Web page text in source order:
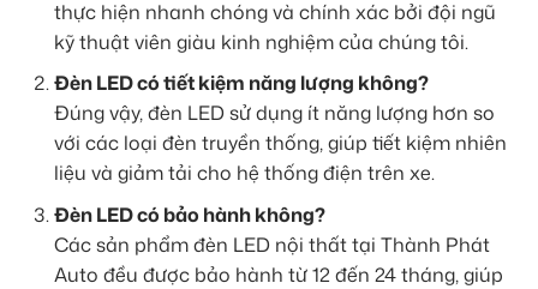
thực hiện nhanh chóng và chính xác bởi đội ngũ
kỹ thuật viên giàu kinh nghiệm của chúng tôi.
Đèn LED có tiết kiệm năng lượng không?
Đúng vậy, đèn LED sử dụng ít năng lượng hơn so
với các loại đèn truyền thống, giúp tiết kiệm nhiên
liệu và giảm tải cho hệ thống điện trên xe.
Đèn LED có bảo hành không?
Các sản phẩm đèn LED nội thất tại Thành Phát
Auto đều được bảo hành từ 12 đến 24 tháng, giúp